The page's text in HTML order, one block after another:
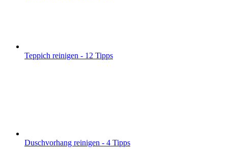
Teppich reinigen - 12 Tipps
Duschvorhang reinigen - 4 Tipps